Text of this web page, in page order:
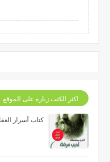
اكثر الكتب زيارة على الموقع
كتاب أسرار